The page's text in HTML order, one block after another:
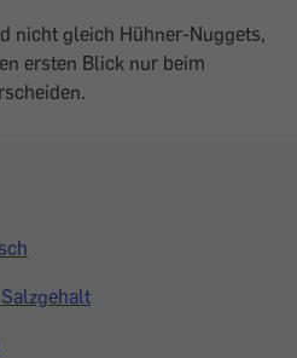
nicht gleich Hühner-Nuggets,
ersten Blick nur beim